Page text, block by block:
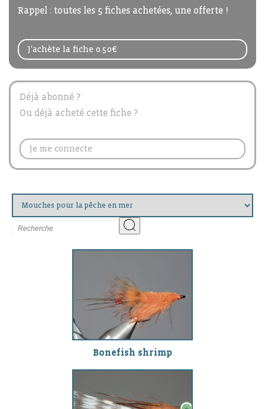
Rappel : toutes les 5 fiches achetées, une offerte !
J'achète la fiche 0.50€
Déjà abonné ?
Ou déjà acheté cette fiche ?
Je me connecte
Bonefish shrimp